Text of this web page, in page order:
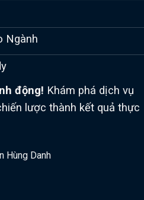
Ngành
động! Khám phá dịch vụ
lược thành kết quả thực
Hùng Danh